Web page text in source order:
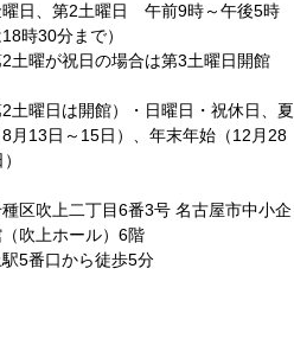
曜日、第2土曜日 午前9時～午後5時
18時30分まで）
土曜が祝日の場合は第3土曜日開館
土曜日は開館）・日曜日・祝休日、夏
月13日～15日）、年末年始（12月28
区吹上二丁目6番3号 名古屋市中小企
吹上ホール）6階
5番口から徒歩5分